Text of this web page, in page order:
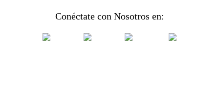
Conéctate con Nosotros en: